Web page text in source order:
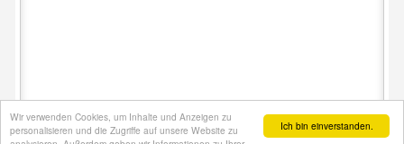
Ich bin einverstanden.
Wir verwenden Cookies, um Inhalte und Anzeigen zu
personalisieren und die Zugriffe auf unsere Website zu